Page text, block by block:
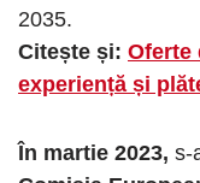
2035.
Citește și: Oferte
experiență și
În martie 2023, s-